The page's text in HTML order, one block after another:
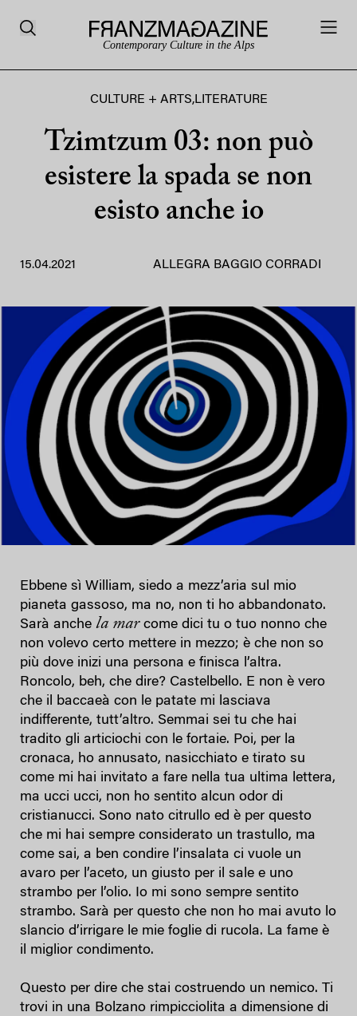
Contemporary Culture in the Alps
CULTURE + ARTS,LITERATURE
Tzimtzum 03: non può
esistere la spada se non
esisto anche io
15.04.2021 ALLEGRA BAGGIO CORRADI
Ebbene sì William, siedo a mezz’aria sul mio
pianeta gassoso, ma no, non ti ho abbandonato.
Sarà anche la marcome dici tu o tuo nonno che
non volevo certo mettere in mezzo; è che non so
più dove inizi una persona e finisca l’altra.
Roncolo, beh, che dire? Castelbello. E non è vero
che il baccaeà con le patate mi lasciava
indifferente, tutt’altro. Semmai sei tu che hai
tradito gli articiochi con le fortaie. Poi, per la
cronaca, ho annusato, nasicchiato e tirato su
come mi hai invitato a fare nella tua ultima lettera,
ma ucci ucci, non ho sentito alcun odor di
cristianucci. Sono nato citrullo ed è per questo
che mi hai sempre considerato un trastullo, ma
come sai, a ben condire l’insalata ci vuole un
avaro per l’aceto, un giusto per il sale e uno
strambo per l’olio. Io mi sono sempre sentito
strambo. Sarà per questo che non ho mai avuto lo
slancio d’irrigare le mie foglie di rucola. La fame è
il miglior condimento.
Questo per dire che stai costruendo un nemico. Ti
trovi in una Bolzano rimpicciolita a dimensione di